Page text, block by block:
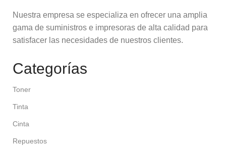
Nuestra empresa se especializa en ofrecer una amplia
gama de suministros e impresoras de alta calidad para
satisfacer las necesidades de nuestros clientes.
Categorías
Toner
Tinta
Cinta
Repuestos